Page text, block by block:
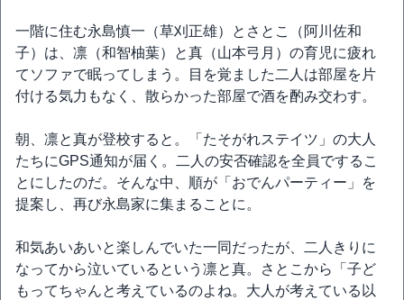
一階に住む永島慎一（草刈正雄）とさとこ（阿川佐和
子）は、凛（和智柚葉）と真（山本弓月）の育児に疲れ
てソファで眠ってしまう。目を覚ました二人は部屋を片
付ける気力もなく、散らかった部屋で酒を酌み交わす。
朝、凛と真が登校すると。「たそがれステイツ」の大人
たちにGPS通知が届く。二人の安否確認を全員でするこ
とにしたのだ。そんな中、順が「おでんパーティー」を
提案し、再び永島家に集まることに。
和気あいあいと楽しんでいた一同だったが、二人きりに
なってから泣いているという凛と真。さとこから「子ど
もってちゃんと考えているのよね。大人が考えている以